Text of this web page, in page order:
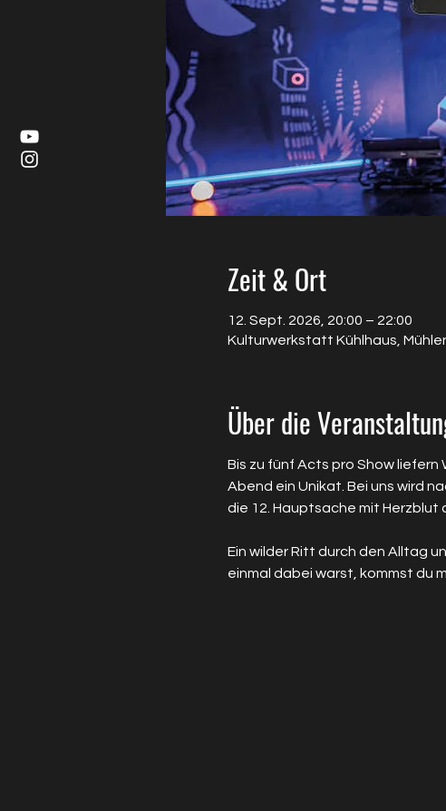
Zeit & Ort
12. Sept. 2026, 20:00 – 22:00
Kulturwerkstatt Kühlhaus,
Über die
Bis zu fünf Acts pro Show
Abend ein Unikat. Bei uns wird
die 12. Hauptsache mit Herzblut
Ein wilder Ritt durch den Alltag
einmal dabei warst, kommst du